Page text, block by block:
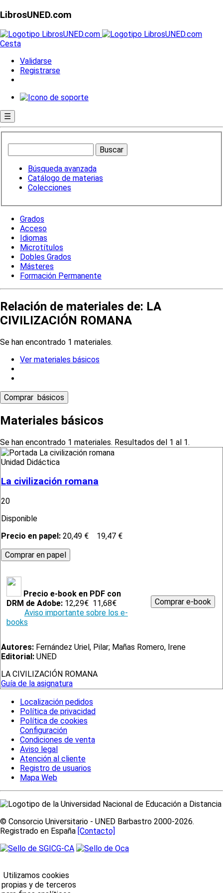
LibrosUNED.com
Cesta
Validarse
Registrarse
☰
Búsqueda avanzada
Catálogo de materias
Colecciones
Grados
Acceso
Idiomas
Microtítulos
Dobles Grados
Másteres
Formación Permanente
Relación de materiales de: LA
CIVILIZACIÓN ROMANA
Se han encontrado 1 materiales.
Ver materiales básicos
Materiales básicos
Se han encontrado 1 materiales. Resultados del 1 al 1.
Unidad Didáctica
La civilización romana
20
Disponible
Precio en papel: 20,49 € 19,47 €
Precio e-book en PDF con
DRM de Adobe: 12,29€ 11,68€
Aviso importante sobre los e-
books
Autores: Fernández Uriel, Pilar; Mañas Romero, Irene
Editorial: UNED
LA CIVILIZACIÓN ROMANA
Guía de la asignatura
Localización pedidos
Política de privacidad
Política de cookies
Configuración
Condiciones de venta
Aviso legal
Atención al cliente
Registro de usuarios
Mapa Web
© Consorcio Universitario - UNED Barbastro 2000-2026.
Registrado en España [Contacto]
Utilizamos cookies
propias y de terceros